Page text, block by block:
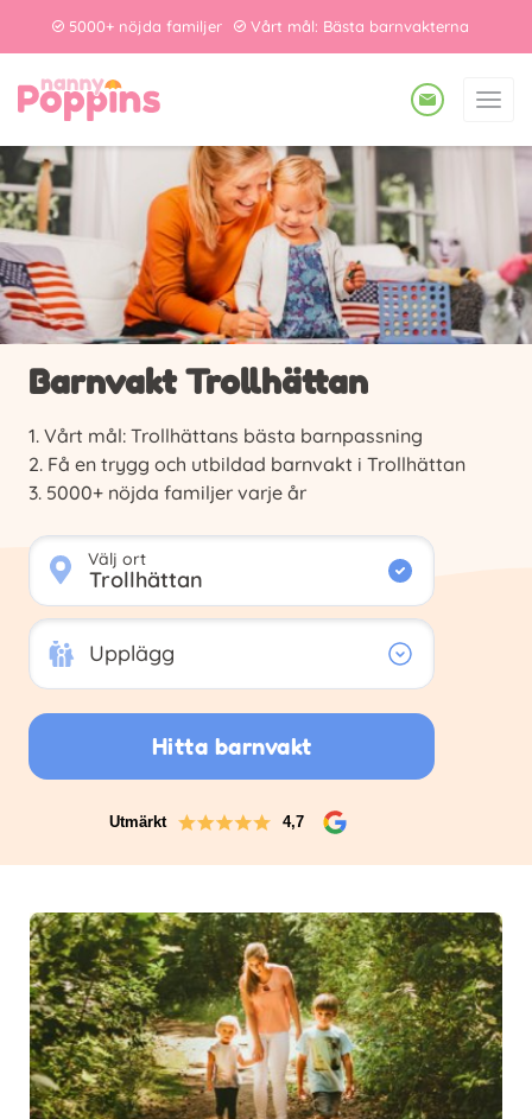
5000+ nöjda familjer Vårt mål: Bästa barnvakterna
Barnvakt Trollhättan
Vårt mål: Trollhättans bästa barnpassning
Få en trygg och utbildad barnvakt i Trollhättan
5000+ nöjda familjer varje år
Välj ort
Upplägg
Upplägg
Hitta barnvakt
Utmärkt 4,7